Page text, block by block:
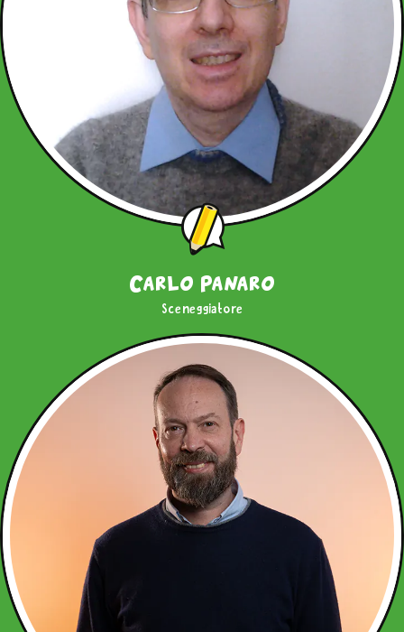
Carlo Panaro
Sceneggiatore